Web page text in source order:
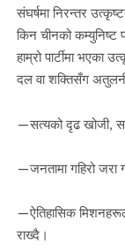
संघर्षमा निरन्तर
किन चीनको कम्युनिष्ट
हाम्रो पार्टीमा
दल वा शक्तिसँग
—सत्यको दृढ खोजी,
—जनतामा गहिरो जरा
—ऐतिहासिक
राख्दै।